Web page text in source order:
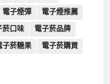
電子煙彈
電子煙推薦
菸口味
電子菸品牌
子菸糖果 電子菸購買